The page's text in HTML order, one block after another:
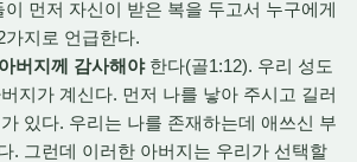
먼저 자신이 받은 복을 두고서 누구에게
지로 언급한다.
버지께 감사해야한다(골1:12). 우리 성도
지가 계신다. 먼저 나를 낳아 주시고 길러
있다. 우리는 나를 존재하는데 애쓰신 부
. 그런데 이러한 아버지는 우리가 선택할